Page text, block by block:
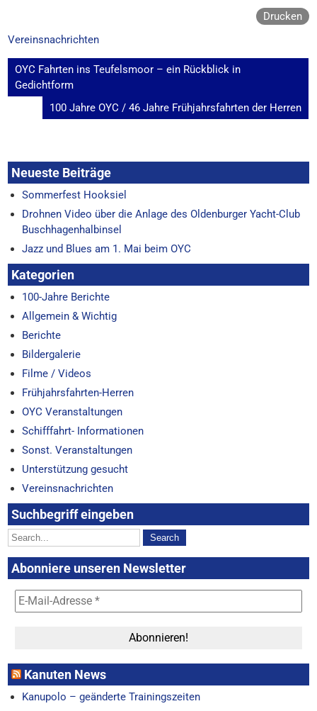
Drucken
Vereinsnachrichten
Beitragsnavigation
OYC Fahrten ins Teufelsmoor – ein Rückblick in
Gedichtform
100 Jahre OYC / 46 Jahre Frühjahrsfahrten der Herren
Neueste Beiträge
Sommerfest Hooksiel
Drohnen Video über die Anlage des Oldenburger Yacht-Club
Buschhagenhalbinsel
Jazz und Blues am 1. Mai beim OYC
Kategorien
100-Jahre Berichte
Allgemein & Wichtig
Berichte
Bildergalerie
Filme / Videos
Frühjahrsfahrten-Herren
OYC Veranstaltungen
Schifffahrt- Informationen
Sonst. Veranstaltungen
Unterstützung gesucht
Vereinsnachrichten
Suchbegriff eingeben
Abonniere unseren Newsletter
Kanuten News
Kanupolo – geänderte Trainingszeiten